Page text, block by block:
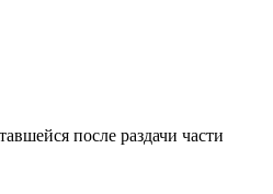
после раздачи части